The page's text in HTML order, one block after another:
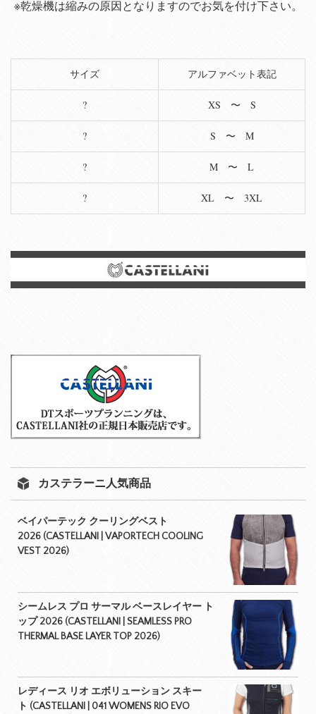
※乾燥機は縮みの原因となりますのでお気を付け下さい。
サイズ アルファベット表記
? XS 〜 S
? S 〜 M
? M 〜 L
? XL 〜 3XL
カステラーニ人気商品
ベイパーテック クーリングベスト
2026 (CASTELLANI | VAPORTECH COOLING
VEST 2026)
シームレス プロ サーマル ベースレイヤー ト
ップ 2026 (CASTELLANI | SEAMLESS PRO
THERMAL BASE LAYER TOP 2026)
レディース リオ エボリューション スキー
ト (CASTELLANI | 041 WOMENS RIO EVO